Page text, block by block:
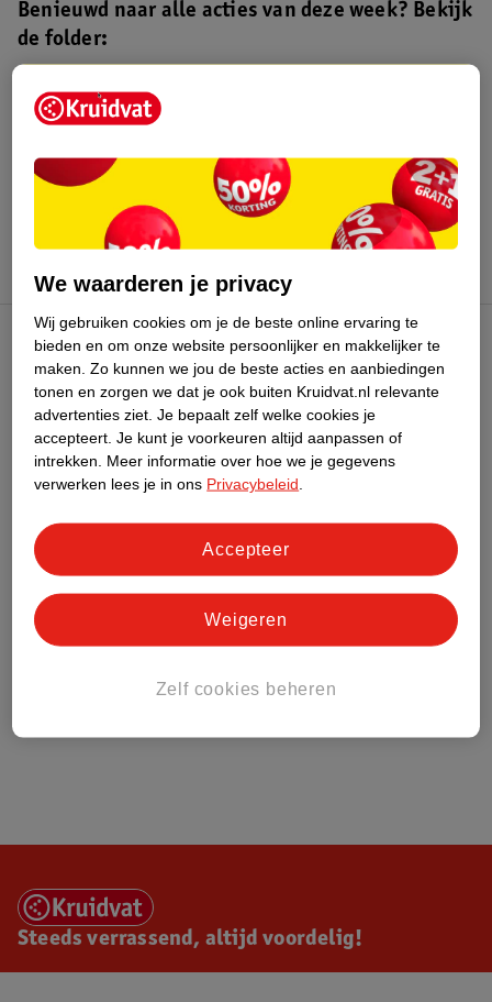
Benieuwd naar alle acties van deze week? Bekijk
de folder:
Kruidvat folder
augustus 2026.
Kruidvat Club
Klantenservice
Over Kruidvat
Steeds verrassend, altijd voordelig!
We waarderen je privacy
Wij gebruiken cookies om je de beste online ervaring te
bieden en om onze website persoonlijker en makkelijker te
maken. Zo kunnen we jou de beste acties en aanbiedingen
tonen en zorgen we dat je ook buiten Kruidvat.nl relevante
advertenties ziet. Je bepaalt zelf welke cookies je
accepteert. Je kunt je voorkeuren altijd aanpassen of
intrekken.
Meer informatie over hoe we je gegevens
verwerken lees je in ons Privacybeleid
Zelf cookies beheren
Weigeren
Accepteer